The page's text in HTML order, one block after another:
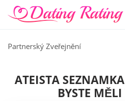
Partnerský Zveřejnění
ATEISTA
BYSTE